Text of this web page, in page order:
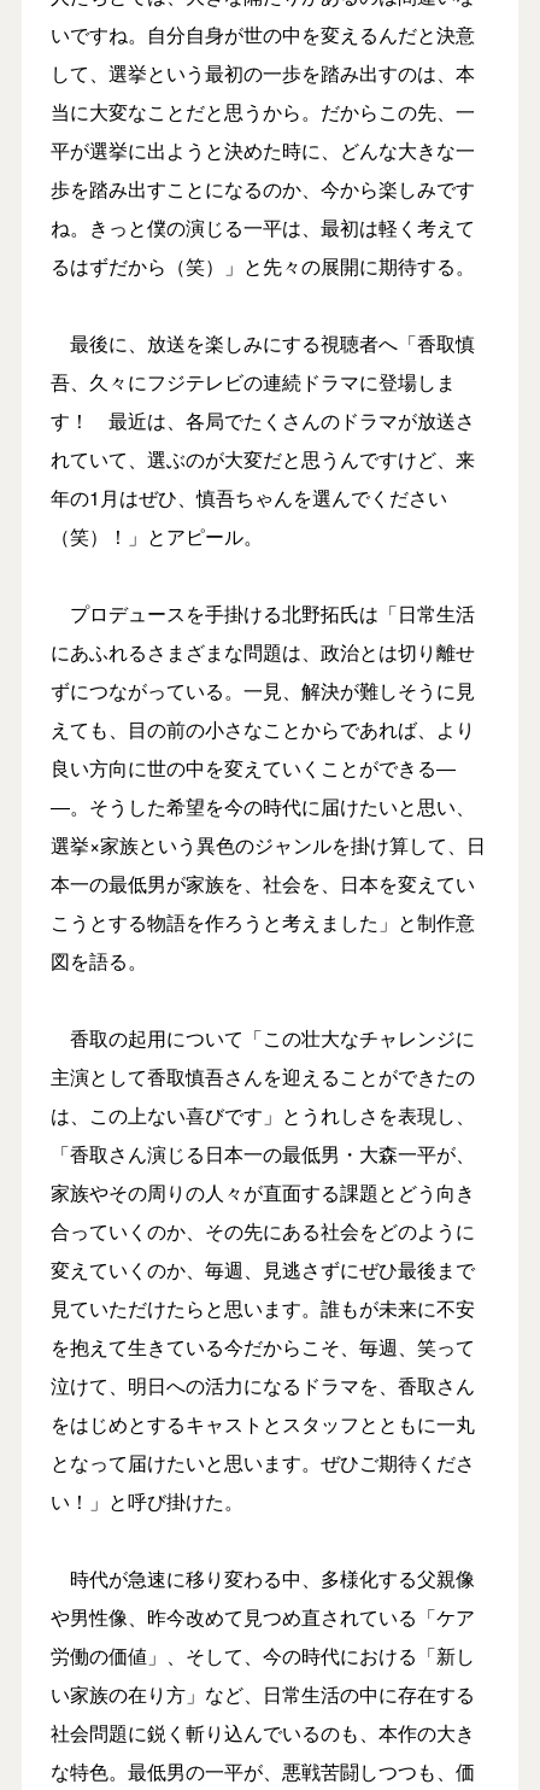
いですね。自分自身が世の中を変えるんだと決意
して、選挙という最初の一歩を踏み出すのは、本
当に大変なことだと思うから。だからこの先、一
平が選挙に出ようと決めた時に、どんな大きな一
歩を踏み出すことになるのか、今から楽しみです
ね。きっと僕の演じる一平は、最初は軽く考えて
るはずだから（笑）」と先々の展開に期待する。
最後に、放送を楽しみにする視聴者へ「香取慎
吾、久々にフジテレビの連続ドラマに登場しま
す！ 最近は、各局でたくさんのドラマが放送さ
れていて、選ぶのが大変だと思うんですけど、来
年の1月はぜひ、慎吾ちゃんを選んでください
（笑）！」とアピール。
プロデュースを手掛ける北野拓氏は「日常生活
にあふれるさまざまな問題は、政治とは切り離せ
ずにつながっている。一見、解決が難しそうに見
えても、目の前の小さなことからであれば、より
良い方向に世の中を変えていくことができる―
―。そうした希望を今の時代に届けたいと思い、
選挙×家族という異色のジャンルを掛け算して、日
本一の最低男が家族を、社会を、日本を変えてい
こうとする物語を作ろうと考えました」と制作意
図を語る。
香取の起用について「この壮大なチャレンジに
主演として香取慎吾さんを迎えることができたの
は、この上ない喜びです」とうれしさを表現し、
「香取さん演じる日本一の最低男・大森一平が、
家族やその周りの人々が直面する課題とどう向き
合っていくのか、その先にある社会をどのように
変えていくのか、毎週、見逃さずにぜひ最後まで
見ていただけたらと思います。誰もが未来に不安
を抱えて生きている今だからこそ、毎週、笑って
泣けて、明日への活力になるドラマを、香取さん
をはじめとするキャストとスタッフとともに一丸
となって届けたいと思います。ぜひご期待くださ
い！」と呼び掛けた。
時代が急速に移り変わる中、多様化する父親像
や男性像、昨今改めて見つめ直されている「ケア
労働の価値」、そして、今の時代における「新し
い家族の在り方」など、日常生活の中に存在する
社会問題に鋭く斬り込んでいるのも、本作の大き
な特色。最低男の一平が、悪戦苦闘しつつも、価